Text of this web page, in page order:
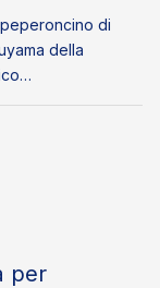
di
della
per